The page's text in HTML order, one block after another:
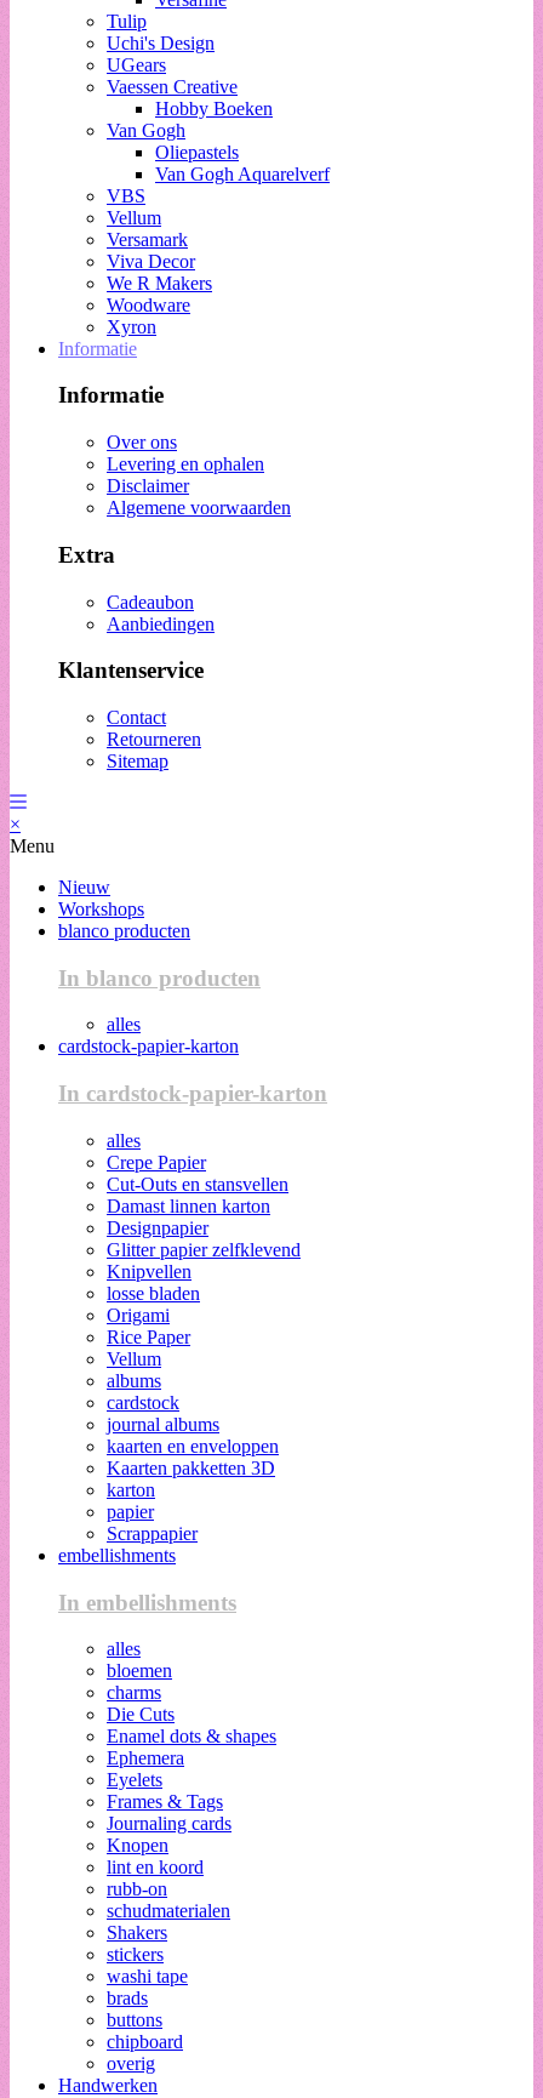
Tulip
Uchi's Design
UGears
Vaessen Creative
Hobby Boeken
Van Gogh
Oliepastels
Van Gogh Aquarelverf
VBS
Vellum
Versamark
Viva Decor
We R Makers
Woodware
Xyron
Informatie
Informatie
Over ons
Levering en ophalen
Disclaimer
Algemene voorwaarden
Extra
Cadeaubon
Aanbiedingen
Klantenservice
Contact
Retourneren
Sitemap
×
Menu
Nieuw
Workshops
blanco producten
In blanco producten
alles
cardstock-papier-karton
In cardstock-papier-karton
alles
Crepe Papier
Cut-Outs en stansvellen
Damast linnen karton
Designpapier
Glitter papier zelfklevend
Knipvellen
losse bladen
Origami
Rice Paper
Vellum
albums
cardstock
journal albums
kaarten en enveloppen
Kaarten pakketten 3D
karton
papier
Scrappapier
embellishments
In embellishments
alles
bloemen
charms
Die Cuts
Enamel dots & shapes
Ephemera
Eyelets
Frames & Tags
Journaling cards
Knopen
lint en koord
rubb-on
schudmaterialen
Shakers
stickers
washi tape
brads
buttons
chipboard
overig
Handwerken